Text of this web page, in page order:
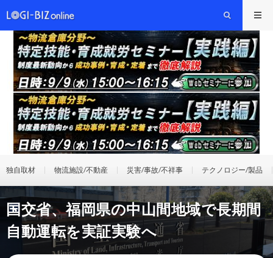
独自取材 物流施設/不動産 災害/事故/不祥事 テクノロジー/製品
国交省、福岡県の中山間地域で長期間
自動運転を実証実験へ